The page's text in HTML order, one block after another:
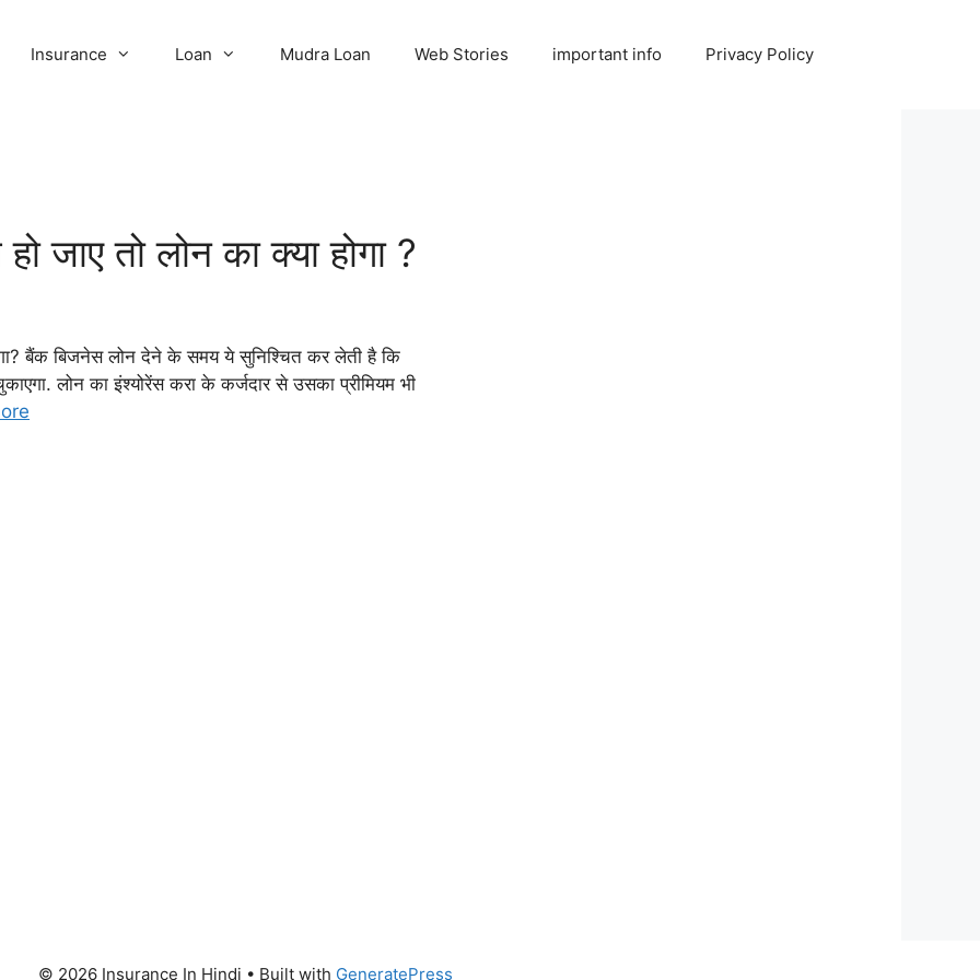
Insurance Loan Mudra Loan Web Stories important info Privacy Policy
जाए तो लोन का क्या होगा ?
बैंक बिजनेस लोन देने के समय ये सुनिश्चित कर लेती है कि
लोन का इंश्योरेंस करा के कर्जदार से उसका प्रीमियम भी
© 2026 Insurance In Hindi • Built with GeneratePress